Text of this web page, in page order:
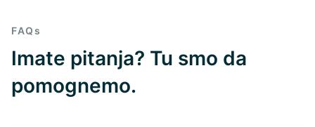
FAQs
Imate pitanja? Tu smo da
pomognemo.